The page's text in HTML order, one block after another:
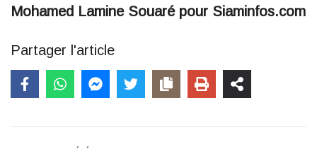
Mohamed Lamine Souaré pour Siaminfos.com
Partager l'article